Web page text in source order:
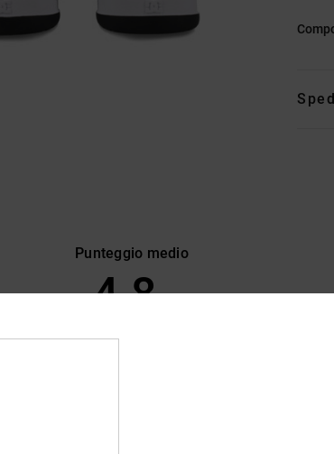
Punteggio medio
4.8